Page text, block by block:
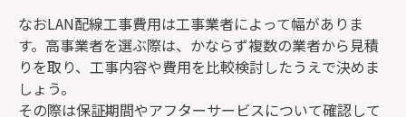
なおLAN配線工事費用は工事業者によって幅がありま
す。高事業者を選ぶ際は、かならず複数の業者から見積
りを取り、工事内容や費用を比較検討したうえで決めま
しょう。
その際は保証期間やアフターサービスについて確認して